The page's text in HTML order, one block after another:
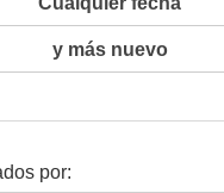
y más nuevo
por: